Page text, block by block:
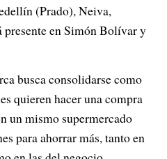
(Prado), Neiva,
en Simón Bolívar y
busca consolidarse como
quieren hacer una compra
un mismo supermercado
para ahorrar más, tanto en